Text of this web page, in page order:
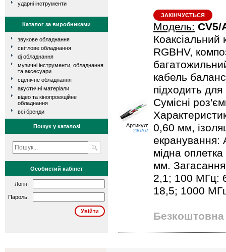
ударні інструменти
Каталог за виробниками
звукове обладнання
світлове обладнання
dj обладнання
музичні інструменти, обладнання
та аксесуари
сценічне обладнання
акустичні матеріали
відео та кінопроекційне
обладнання
всі бренди
Пошук у каталозі
Особистий кабінет
Логін:
Пароль:
Артикул:
236767
ЗАКІНЧУЄТЬСЯ
Модель: CV5/
RGBHV,
кабель
підходить
Сумісні
0,60 мм,
екранування:
мідна
мм.
2,1; 100 МГц:
18,5; 1000
Безкоштовна